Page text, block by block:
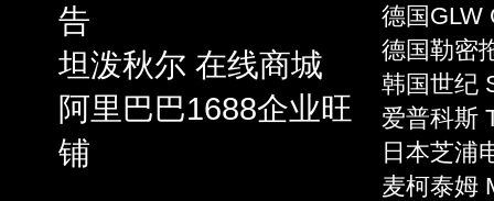
告
坦泼秋尔 在线商城
阿里巴巴1688企业旺
铺
德国GLW
德国勒密
韩国世纪
爱普科斯
日本芝浦
麦柯泰姆